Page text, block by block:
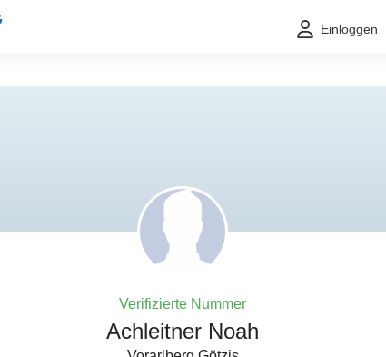
Einloggen
Verifizierte Nummer
Achleitner Noah